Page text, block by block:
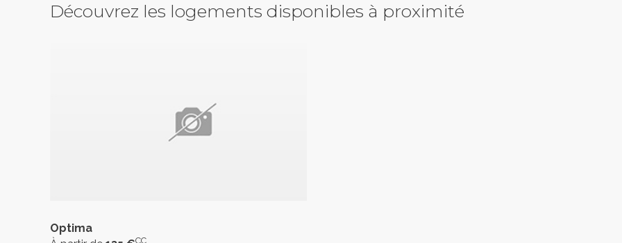
Découvrez les logements disponibles à proximité
Optima
CC